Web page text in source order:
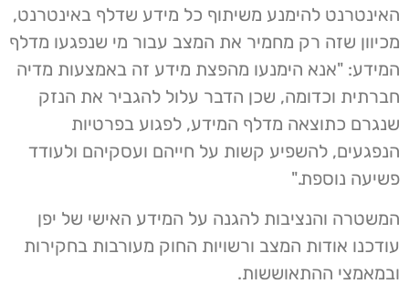
האינטרנט להימנע משיתוף כל מידע שדלף באינטרנט,
מכיוון שזה רק מחמיר את המצב עבור מי שנפגעו מדלף
המידע: "אנא הימנעו מהפצת מידע זה באמצעות מדיה
חברתית וכדומה, שכן הדבר עלול להגביר את הנזק
שנגרם כתוצאה מדלף המידע, לפגוע בפרטיות
הנפגעים, להשפיע קשות על חייהם ועסקיהם ולעודד
פשיעה נוספת."
המשטרה והנציבות להגנה על המידע האישי של יפן
עודכנו אודות המצב ורשויות החוק מעורבות בחקירות
ובמאמצי ההתאוששות.